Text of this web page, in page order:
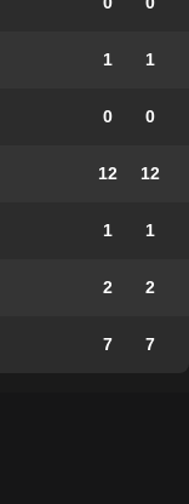
1 1
0 0
12 12
1 1
2 2
7 7